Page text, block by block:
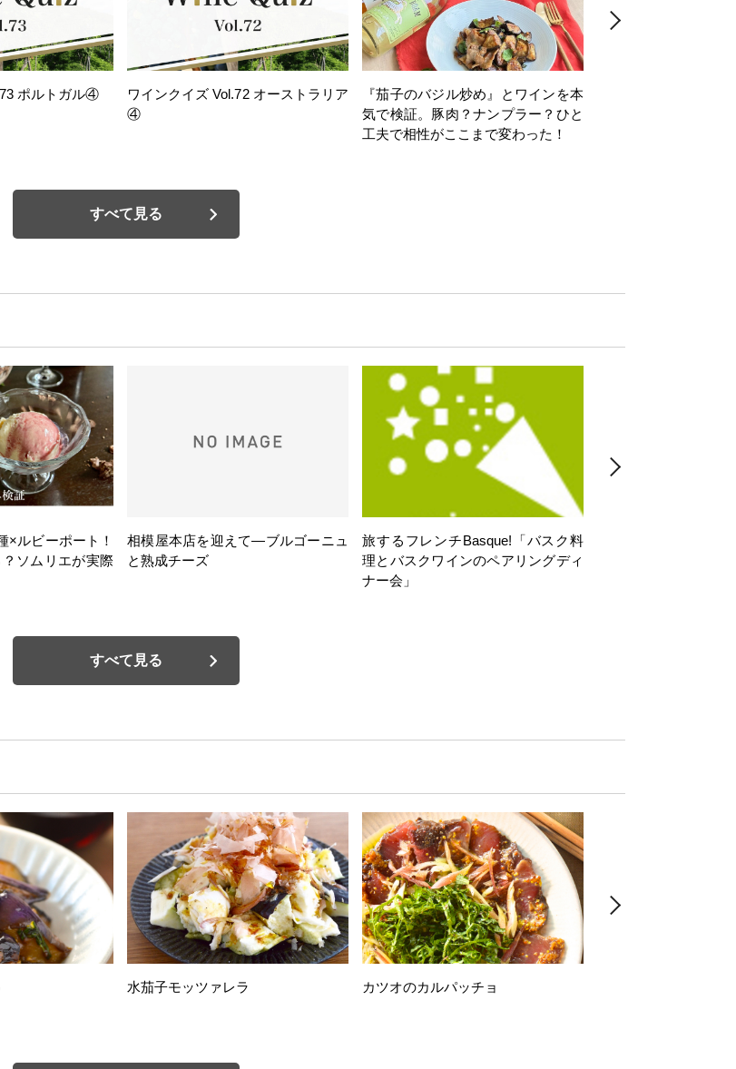
ポルトガル④
ワインクイズ Vol.72 オーストラリア
④
『茄子のバジル炒め』とワインを本
気で検証。豚肉？ナンプラー？ひと
工夫で相性がここまで変わった！
すべて見る
×ルビーポート！
ソムリエが実際
相模屋本店を迎えて―ブルゴーニュ
と熟成チーズ
旅するフレンチBasque!「バスク料
理とバスクワインのペアリングディ
ナー会」
すべて見る
水茄子モッツァレラ カツオのカルパッチョ